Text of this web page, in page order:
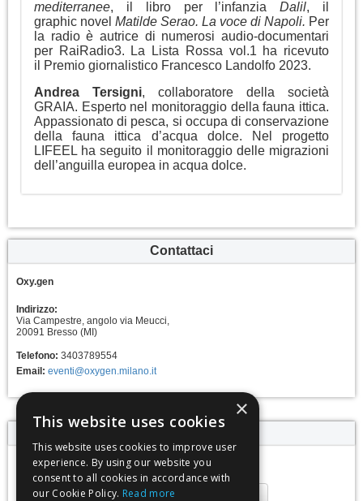
mediterranee, il libro per l’infanziaDalil, il
graphic novel Matilde Serao. La voce di Napoli. Per
la radio è autrice di numerosi audio-documentari
per RaiRadio3. La Lista Rossa vol.1 ha ricevuto
il Premio giornalistico Francesco Landolfo 2023.
Andrea Tersigni, collaboratore della società
GRAIA. Esperto nel monitoraggio della fauna ittica.
Appassionato di pesca, si occupa di conservazione
della fauna ittica d’acqua dolce. Nel progetto
LIFEEL ha seguito il monitoraggio delle migrazioni
dell’anguilla europea in acqua dolce.
Contattaci
Oxy.gen
Indirizzo:
Via Campestre, angolo via Meucci,
20091 Bresso (MI)
Telefono: 3403789554
Email: eventi@oxygen.milano.it
Giovedì 16 aprile, ore 18.00
Aggiungi al calendario
×
This website uses cookies
This website uses cookies to improve user
experience. By using our website you
consent to all cookies in accordance with
our Cookie Policy. Read more